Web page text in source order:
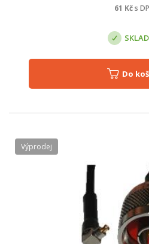
61 Kč s
Do
Výprodej